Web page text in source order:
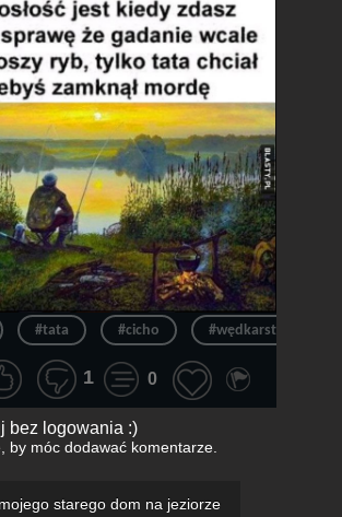
#tata #cicho #wędkarstwo
1 0
bez logowania :)
, by móc dodawać komentarze.
starego dom na jeziorze